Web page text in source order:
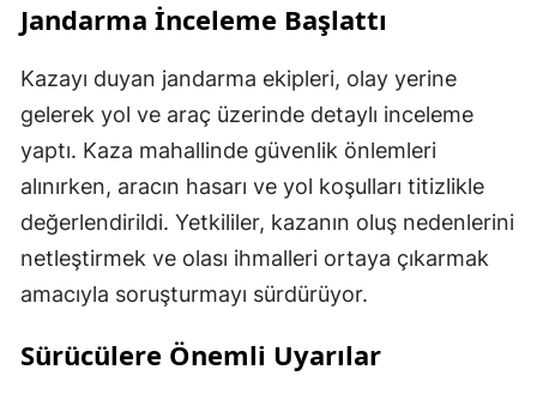
Jandarma İnceleme Başlattı
Kazayı duyan jandarma ekipleri, olay yerine
gelerek yol ve araç üzerinde detaylı inceleme
yaptı. Kaza mahallinde güvenlik önlemleri
alınırken, aracın hasarı ve yol koşulları titizlikle
değerlendirildi. Yetkililer, kazanın oluş nedenlerini
netleştirmek ve olası ihmalleri ortaya çıkarmak
amacıyla soruşturmayı sürdürüyor.
Sürücülere Önemli Uyarılar